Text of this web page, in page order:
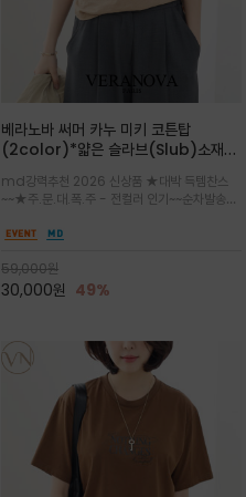
베라노바 써머 카누 미키 코튼탑
(2color)*얇은 슬라브(Slub)소재
하며, 몸에 잘 달라붙지 않아 쾌적
md강력추천 2026 신상품 ★대박 득템찬스
~~★주.문.대.폭.주 - 전컬러 인기~~순차발송중
드롭숄더 핏과 부드러운 라운드넥이 편안하며, 앞
다.
59,000원
30,000원 49%